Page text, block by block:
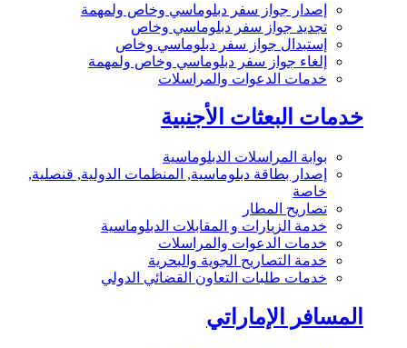
إصدار جواز سفر دبلوماسي وخاص ولمهمة
تجديد جواز سفر دبلوماسي وخاص
إستبدال جواز سفر دبلوماسي وخاص
إلغاء جواز سفر دبلوماسي وخاص ولمهمة
خدمات الدعوات والمراسلات
خدمات البعثات الأجنبية
بوابة المراسلات الدبلوماسية
إصدار بطاقة دبلوماسية, المنظمات الدولية, قنصلية,
خاصة
تصاريح المطار
خدمة الزيارات و المقابلات الدبلوماسية
خدمات الدعوات والمراسلات
خدمة التصاريح الجوية والبحرية
خدمات طلبات التعاون القضائي الدولي
المسافر الإماراتي